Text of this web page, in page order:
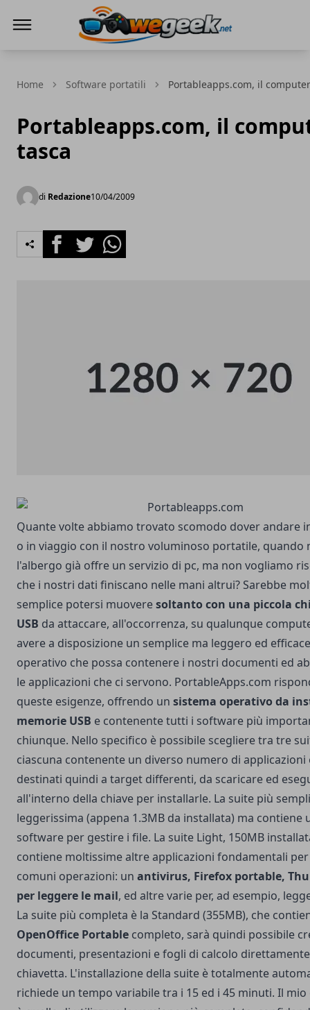
Home Software portatili Portableapps.com, il
Portableapps.com, il
tasca
di Redazione10/04/2009
FacebookTwitterWhatsapp
Quante volte abbiamo trovato scomodo dover andare
o in viaggio con il nostro voluminoso portatile, quando
l'albergo già offre un servizio di pc, ma non vogliamo
che i nostri dati finiscano nelle mani altrui? Sarebbe
semplice potersi muoveresoltanto con una piccola
USB da attaccare, all'occorrenza, su qualunque
avere a disposizione un semplice ma leggero ed
operativo che possa contenere i nostri documenti ed
le applicazioni che ci servono. PortableApps.com
queste esigenze, offrendo un sistema operativo da
memorie USB e contenente tutti i software più
chiunque. Nello specifico è possibile scegliere tra tre
ciascuna contenente un diverso numero di
destinati quindi a target differenti, da scaricare ed
all'interno della chiave per installarle. La suite più
leggerissima (appena 1.3MB da installata) ma contiene
software per gestire i file. La suite Light, 150MB
contiene moltissime altre applicazioni fondamentali
comuni operazioni: un antivirus, Firefox portable,
per leggere le mail, ed altre varie per, ad esempio,
La suite più completa è la Standard (355MB), che
OpenOffice Portable completo, sarà quindi possibile
documenti, presentazioni e fogli di calcolo
chiavetta. L'installazione della suite è totalmente
richiede un tempo variabile tra i 15 ed i 45 minuti. Il